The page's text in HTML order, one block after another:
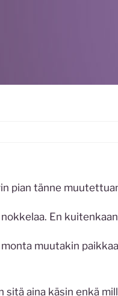
pian tänne
En
muutakin
aina käsin enkä